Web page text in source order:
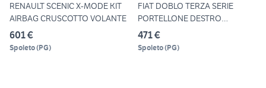
RENAULT SCENIC X-MODE KIT
AIRBAG CRUSCOTTO VOLANTE
601 €
Spoleto(PG)
FIAT DOBLO TERZA SERIE
PORTELLONE DESTRO
SINISTRO
471 €
Spoleto(PG)